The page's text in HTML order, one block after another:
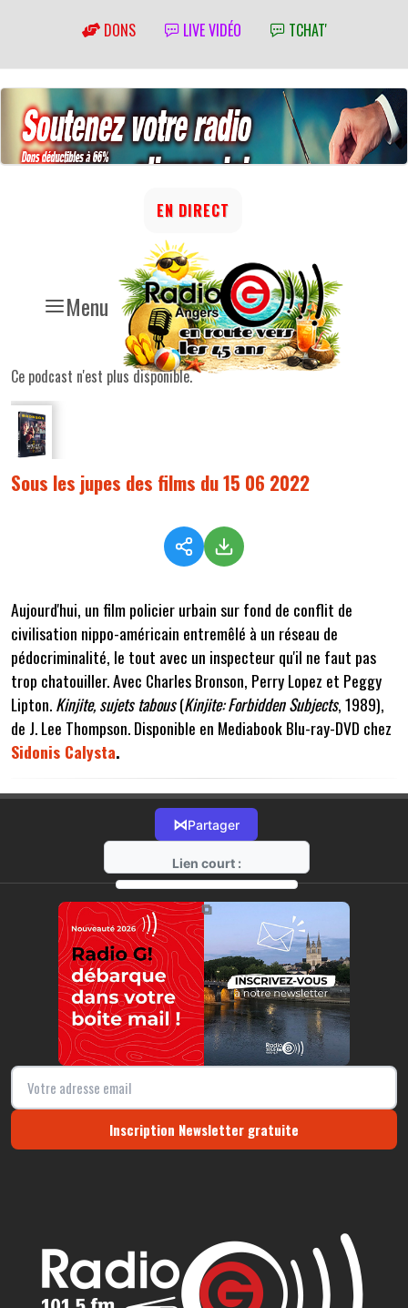
DONS LIVE VIDÉO TCHAT'
Menu
EN DIRECT
Ce podcast n'est plus disponible.
Sous les jupes des films du 15 06 2022
Aujourd'hui, un film policier urbain sur fond de conflit de
civilisation nippo-américain entremêlé à un réseau de
pédocriminalité, le tout avec un inspecteur qu'il ne faut pas
trop chatouiller. Avec Charles Bronson, Perry Lopez et Peggy
Lipton.Kinjite, sujets tabous(Kinjite: Forbidden Subjects, 1989),
de J. Lee Thompson. Disponible en Mediabook Blu-ray-DVD chez
Sidonis Calysta.
⋈Partager
Lien court :
https://radio-g.fr?8867
⧉
Inscription Newsletter gratuite